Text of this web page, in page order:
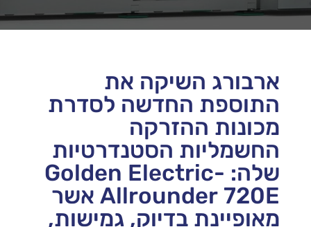
ארבורג השיקה את
התוספת החדשה לסדרת
מכונות ההזרקה
החשמליות הסטנדרטיות
שלה: Golden Electric-
Allrounder 720E אשר
מאופיינת בדיוק, גמישות,